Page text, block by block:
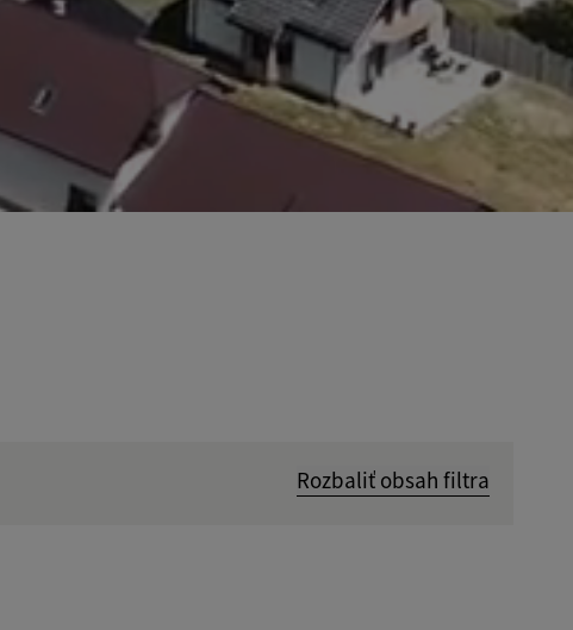
Rozbaliť obsah filtra